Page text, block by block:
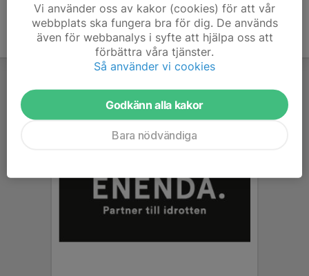
Vi använder oss av kakor (cookies) för att vår
webbplats ska fungera bra för dig. De används
även för webbanalys i syfte att hjälpa oss att
förbättra våra tjänster.
Så använder vi cookies
Godkänn alla kakor
Bara nödvändiga